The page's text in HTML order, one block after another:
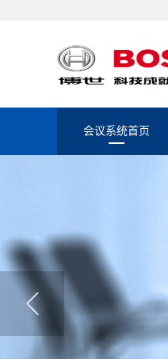
会议系统首页